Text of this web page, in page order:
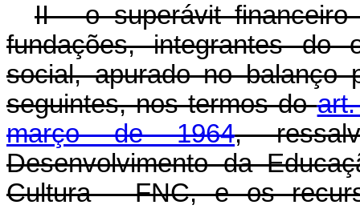
II - o superávit
fundações, integrantes do
social, apurado no balanço
seguintes, nos termos do
março de 1964,
Desenvolvimento da
Cultura - FNC, e os